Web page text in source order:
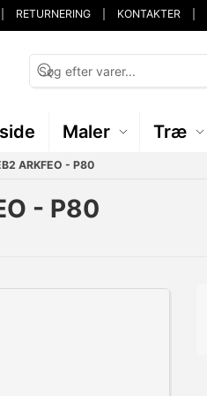
RETURNERING KONTAKTER
Maler Træ
ARKFEO - P80
- P80